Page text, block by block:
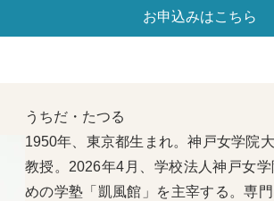
お申込みはこちら
うちだ・たつる
1950年、東京都生まれ。神戸女学院
教授。2026年4月、学校法人神戸女
めの学塾「凱風館」を主宰する。専